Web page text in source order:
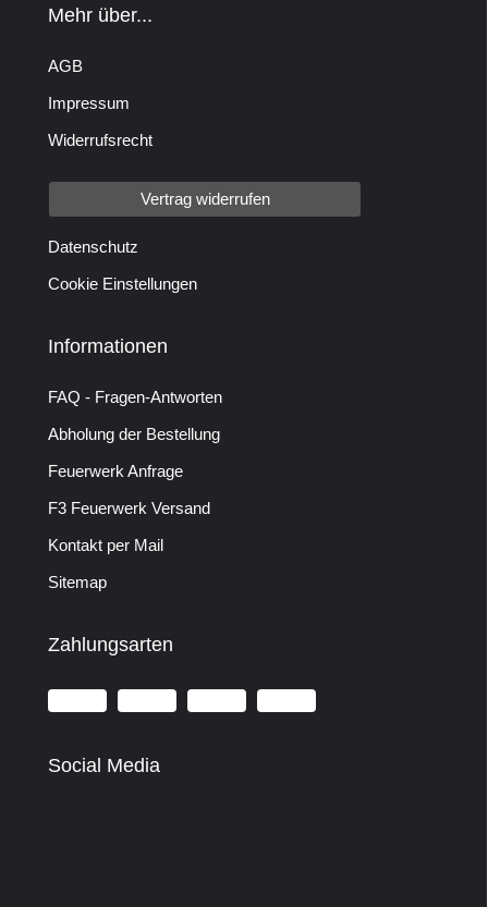
Mehr über...
AGB
Impressum
Widerrufsrecht
Vertrag widerrufen
Datenschutz
Cookie Einstellungen
Informationen
FAQ - Fragen-Antworten
Abholung der Bestellung
Feuerwerk Anfrage
F3 Feuerwerk Versand
Kontakt per Mail
Sitemap
Zahlungsarten
Social Media